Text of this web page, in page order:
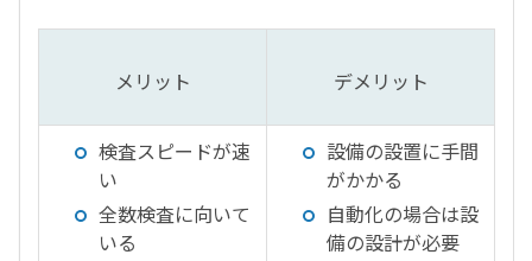
メリット デメリット
検査スピードが速
い
全数検査に向いて
いる
設備の設置に手間
がかかる
自動化の場合は設
備の設計が必要